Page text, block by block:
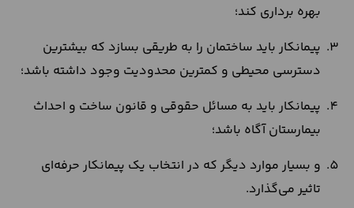
بهره برداری کند؛
پیمانکار باید ساختمان را به طریقی بسازد که بیشترین
دسترسی محیطی و کمترین محدودیت وجود داشته باشد؛
پیمانکار باید به مسائل حقوقی و قانون ساخت و احداث
بیمارستان آگاه باشد؛
و بسیار موارد دیگر که در انتخاب یک پیمانکار حرفه‌ای
تاثیر می‌گذارد.